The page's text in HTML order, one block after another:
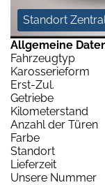
Standort
Allgemeine
Fahrzeugtyp
Karosserieform
Erst-Zul.
Getriebe
Kilometerstand
Anzahl der Türen
Farbe
Standort
Lieferzeit
Unsere Nummer